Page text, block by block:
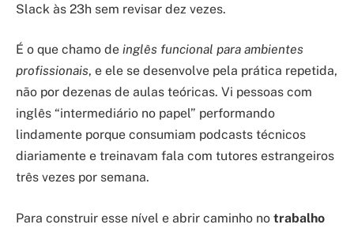
Slack às 23h sem revisar dez vezes.
É o que chamo de inglês funcional para ambientes
profissionais, e ele se desenvolve pela prática repetida,
não por dezenas de aulas teóricas. Vi pessoas com
inglês “intermediário no papel” performando
lindamente porque consumiam podcasts técnicos
diariamente e treinavam fala com tutores estrangeiros
três vezes por semana.
Para construir esse nível e abrir caminho no trabalho